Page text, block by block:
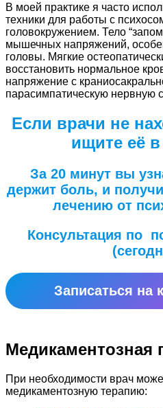
В моей практике я часто
техники для работы с
головокружением. Тело
мышечных напряжений,
головы. Мягкие
восстановить нормальное
напряжение с
парасимпатическую нервную
Если врачи не
ищите её
За 20 минут вы
держит боль, и
лечению от
Консультация по
Записаться на
Медикаментозная
При необходимости врач
медикаментозную терапию: